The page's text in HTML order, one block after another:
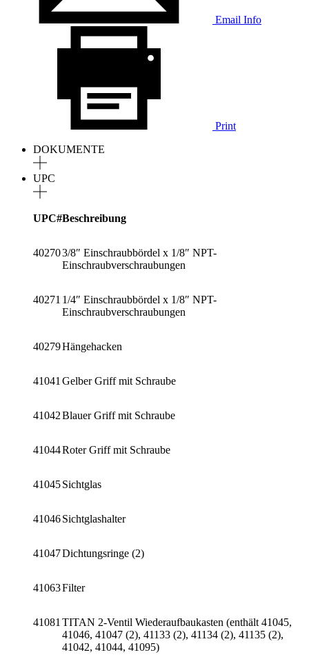
Email Info
Print
DOKUMENTE
UPC
UPC#Beschreibung
402703/8″ Einschraubbördel x 1/8″ NPT-
Einschraubverschraubungen
40271 1/4″ Einschraubbördel x 1/8″ NPT-
Einschraubverschraubungen
40279Hängehacken
41041 Gelber Griff mit Schraube
41042Blauer Griff mit Schraube
41044Roter Griff mit Schraube
41045Sichtglas
41046Sichtglashalter
41047Dichtungsringe (2)
41063Filter
41081 TITAN 2-Ventil Wiederaufbaukasten (enthält 41045,
41046, 41047 (2), 41133 (2), 41134 (2), 41135 (2),
41042, 41044, 41095)